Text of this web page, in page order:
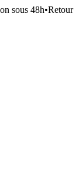
sous 48h•Retour